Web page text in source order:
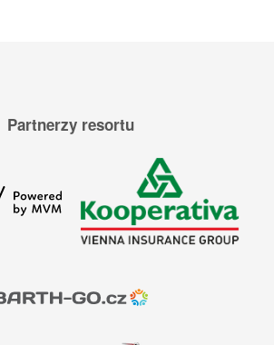
Partnerzy resortu